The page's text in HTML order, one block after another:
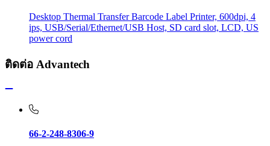
Desktop Thermal Transfer Barcode Label Printer, 600dpi, 4
ips, USB/Serial/Ethernet/USB Host, SD card slot, LCD, US
power cord
ติดต่อ Advantech
66-2-248-8306-9